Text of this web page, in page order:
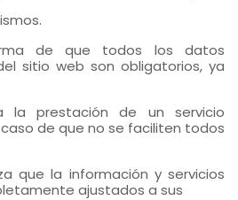
de que todos los datos
sitio web son obligatorios, ya
la prestación de un servicio
caso de que no se faciliten todos
que la información y servicios
ajustados a sus